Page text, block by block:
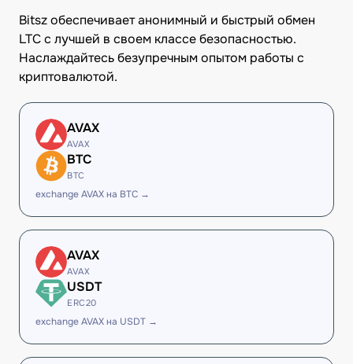
Bitsz обеспечивает анонимный и быстрый обмен
LTC с лучшей в своем классе безопасностью.
Наслаждайтесь безупречным опытом работы с
криптовалютой.
AVAX
AVAX
BTC
BTC
exchange AVAX на BTC →
AVAX
AVAX
USDT
ERC20
exchange AVAX на USDT →